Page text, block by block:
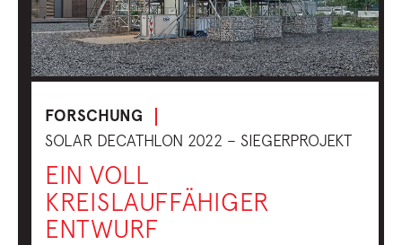
FORSCHUNG
SOLAR DECATHLON 2022 – SIEGERPROJEKT
EIN VOLL
KREISLAUFFÄHIGER
ENTWURF